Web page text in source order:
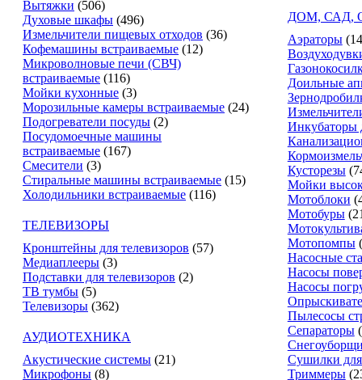
Вытяжки (506)
Духовые шкафы (496)
Измельчители пищевых отходов (36)
Кофемашины встраиваемые (12)
Микроволновые печи (СВЧ)
встраиваемые (116)
Мойки кухонные (3)
Морозильные камеры встраиваемые (24)
Подогреватели посуды (2)
Посудомоечные машины
встраиваемые (167)
Смесители (3)
Стиральные машины встраиваемые (15)
Холодильники встраиваемые (116)
ТЕЛЕВИЗОРЫ
Кронштейны для телевизоров (57)
Медиаплееры (3)
Подставки для телевизоров (2)
ТВ тумбы (5)
Телевизоры (362)
АУДИОТЕХНИКА
Акустические системы (21)
Микрофоны (8)
ДОМ, САД,
Аэраторы
Доильные
Инкубаторы
Кусторезы
Мойки
Мотоблоки
Мотобуры
Мотопомпы
Насосные
Насосы
Насосы
Пылесосы
Сепараторы
Сушилки
Триммеры